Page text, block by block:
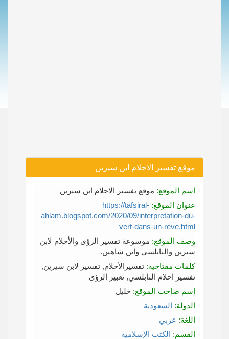
موقع تفسير الاحلام ابن سيرين
اسم الموقع: موقع تفسير الاحلام ابن سيرين
عنوان الموقع: https://tafsiral-
ahlam.blogspot.com/2020/09/interpretation-du-
vert-dans-un-reve.html
وصف الموقع: موسوعة تفسير الرؤى والأحلام لابن
سيرين والنابلسي وابن شاهين.
كلمات مفتاحية: تفسيرالأحلام, تفسير لابن سيرين,
تفسير احلام النابلسي, تعبير الرؤى
إسم صاحب الموقع: خليل
الدولة: السعودية
اللغة: عربي
القسم: الكتب الإسلامية